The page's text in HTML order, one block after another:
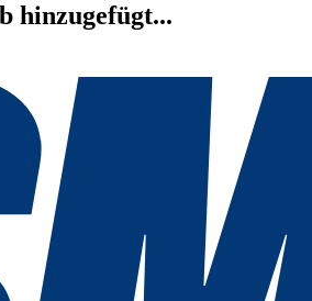
hinzugefügt...